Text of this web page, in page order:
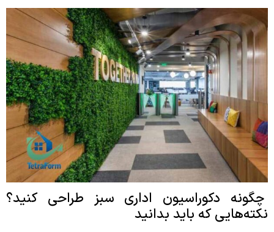
چگونه دکوراسیون اداری سبز طراحی کنید؟
نکته‌هایی که باید بدانید